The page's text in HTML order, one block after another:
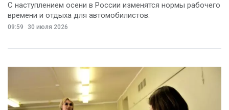
С наступлением осени в России изменятся нормы рабочего
времени и отдыха для автомобилистов.
09:59 30 июля 2026